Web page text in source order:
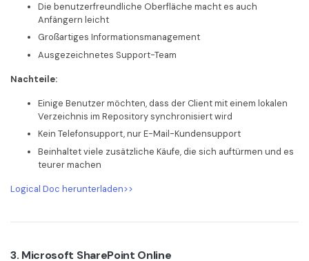
Die benutzerfreundliche Oberfläche macht es auch
Anfängern leicht
Großartiges Informationsmanagement
Ausgezeichnetes Support-Team
Nachteile:
Einige Benutzer möchten, dass der Client mit einem lokalen
Verzeichnis im Repository synchronisiert wird
Kein Telefonsupport, nur E-Mail-Kundensupport
Beinhaltet viele zusätzliche Käufe, die sich auftürmen und es
teurer machen
Logical Doc herunterladen>>
3. Microsoft SharePoint Online